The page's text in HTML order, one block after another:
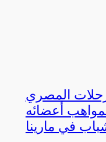
المصري
أعضائه
في مارينا